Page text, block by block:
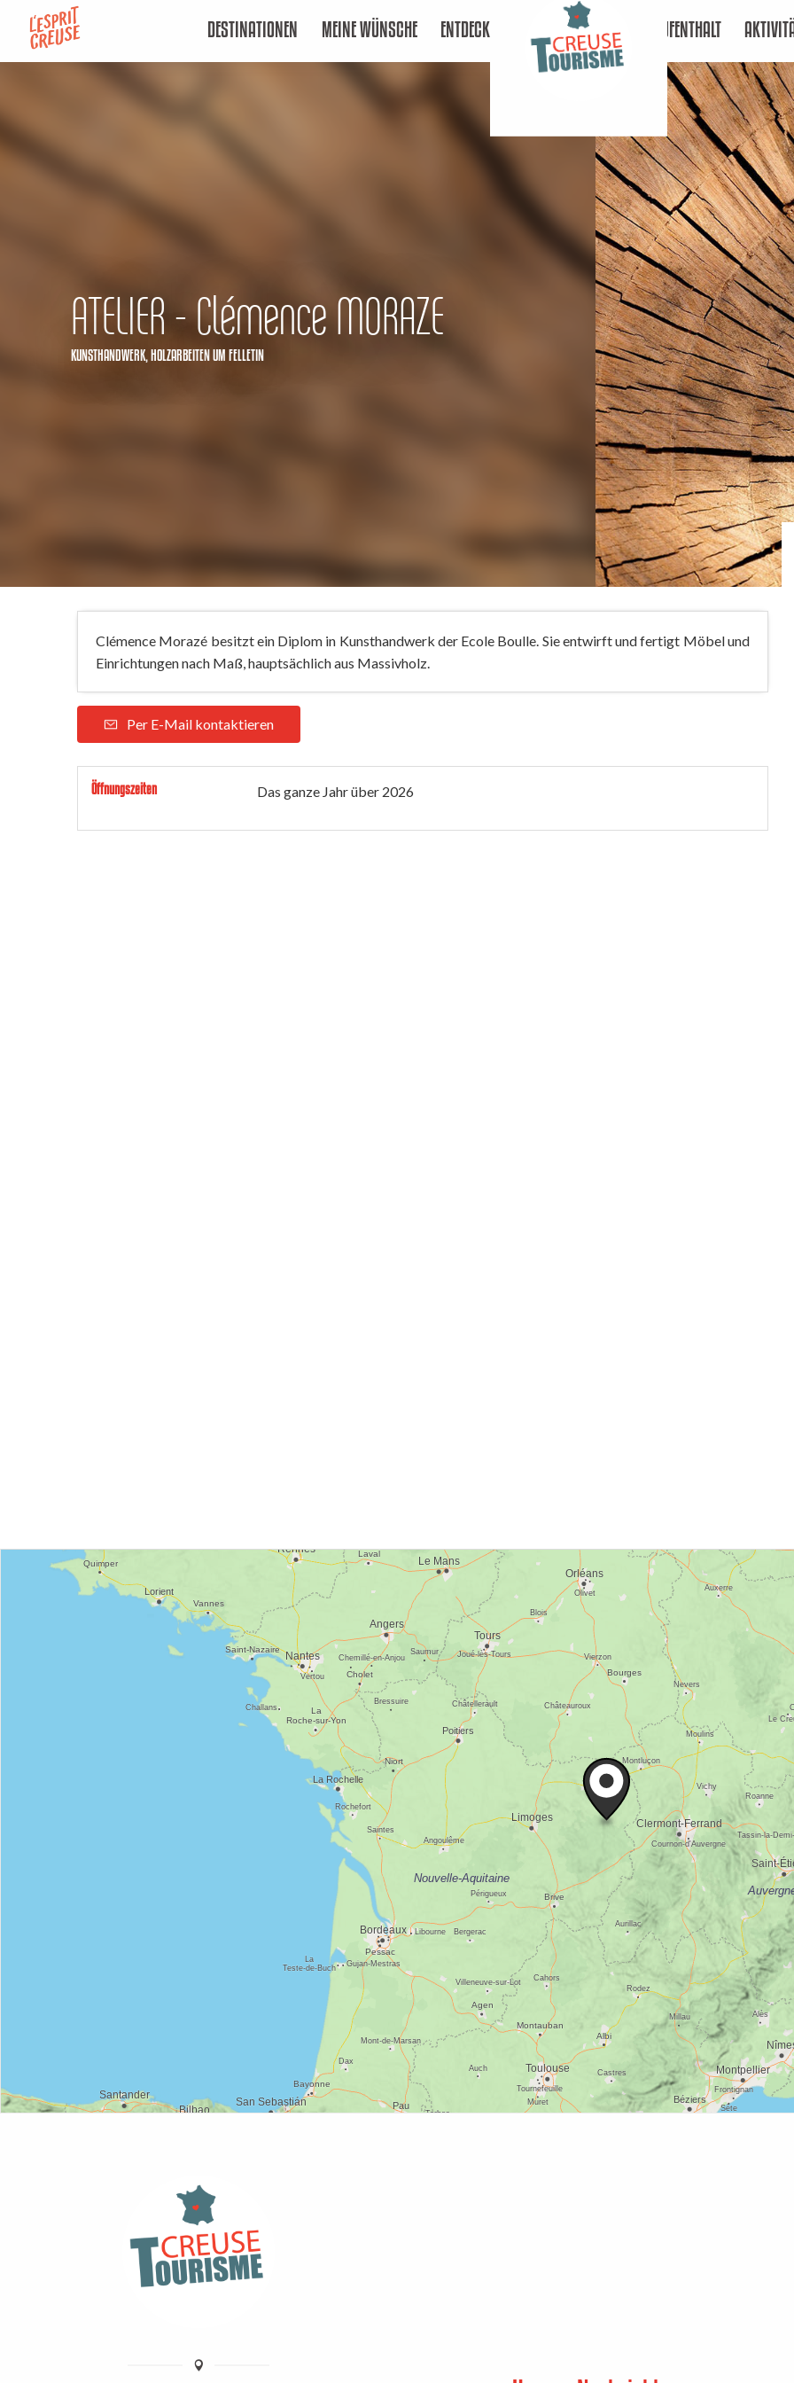
contenu
DESTINATIONEN MEINE WÜNSCHE ENTDECKEN AUFENTHALT
ATELIER - Clémence MORAZE
KUNSTHANDWERK, HOLZARBEITENUM FELLETIN
Clémence Morazé besitzt ein Diplom in Kunsthandwerk der Ecole Boulle. Sie entwirft und fertigt Möbel und
Einrichtungen nach Maß, hauptsächlich aus Massivholz.
Per E-Mail kontaktieren
Öffnungszeiten Das ganze Jahr über 2026